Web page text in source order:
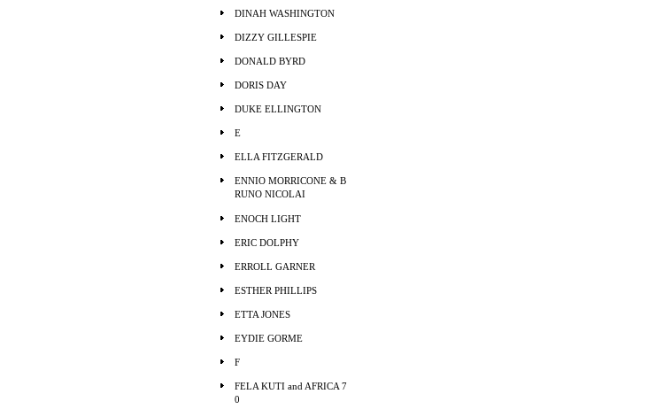
DINAH WASHINGTON
DIZZY GILLESPIE
DONALD BYRD
DORIS DAY
DUKE ELLINGTON
E
ELLA FITZGERALD
ENNIO MORRICONE & B
RUNO NICOLAI
ENOCH LIGHT
ERIC DOLPHY
ERROLL GARNER
ESTHER PHILLIPS
ETTA JONES
EYDIE GORME
F
FELA KUTI and AFRICA 7
0